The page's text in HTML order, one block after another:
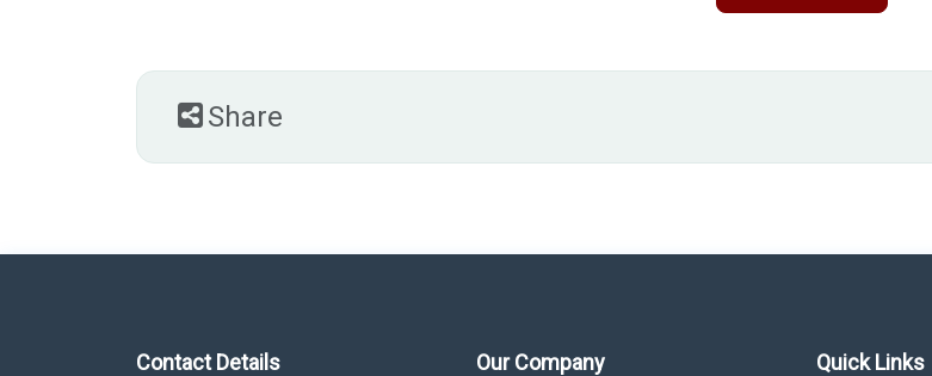
Share
Contact Details Our Company Quick Links